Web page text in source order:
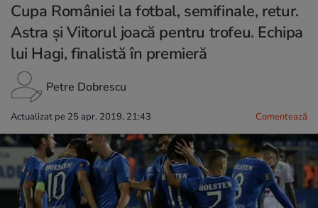
Cupa României la fotbal, semifinale, retur.
Astra și Viitorul joacă pentru trofeu. Echipa
lui Hagi, finalistă în premieră
Petre Dobrescu
Actualizat pe 25 apr. 2019, 21:43 Comentează